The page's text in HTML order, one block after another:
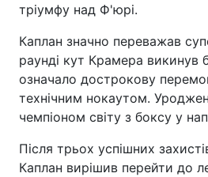
тріумфу над Ф'юрі.
Каплан значно переважав
раунді кут Крамера викинув
означало дострокову
технічним нокаутом.
чемпіоном світу з боксу у
Після трьох успішних
Каплан вирішив перейти до